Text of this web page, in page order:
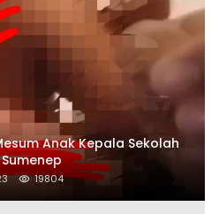
Anak Kepala Sekolah
19804